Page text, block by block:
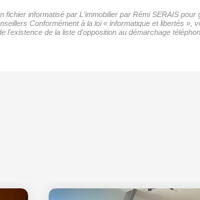
informatisé par L'immobilier par Rémi SERAIS
Conformément à la loi « informatique et libertés
l'existence de la liste d'opposition au démarchage